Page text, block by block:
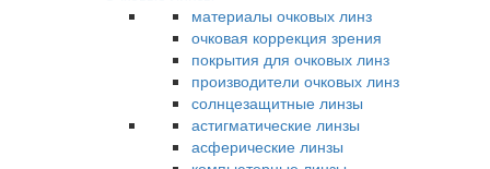
материалы очковых линз
очковая коррекция зрения
покрытия для очковых линз
производители очковых линз
солнцезащитные линзы
астигматические линзы
асферические линзы